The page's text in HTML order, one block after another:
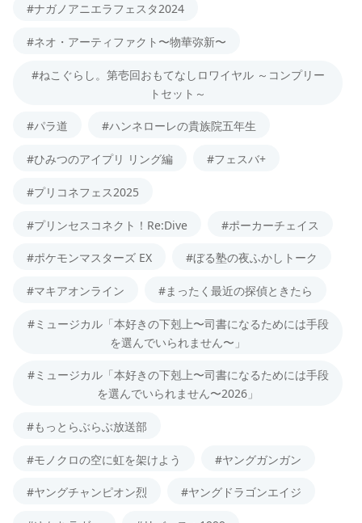
#ナガノアニエラフェスタ2024
#ネオ・アーティファクト〜物華弥新〜
#ねこぐらし。第壱回おもてなしロワイヤル ～コンプリー
トセット～
#パラ道 #ハンネローレの貴族院五年生
#ひみつのアイプリ リング編 #フェスバ+
#プリコネフェス2025
#プリンセスコネクト！Re:Dive #ポーカーチェイス
#ポケモンマスターズ EX #ぼる塾の夜ふかしトーク
#マキアオンライン #まったく最近の探偵ときたら
#ミュージカル「本好きの下剋上〜司書になるためには手段
を選んでいられません〜」
#ミュージカル「本好きの下剋上〜司書になるためには手段
を選んでいられません〜2026」
#もっとらぶらぶ放送部
#モノクロの空に虹を架けよう #ヤングガンガン
#ヤングチャンピオン烈 #ヤングドラゴンエイジ